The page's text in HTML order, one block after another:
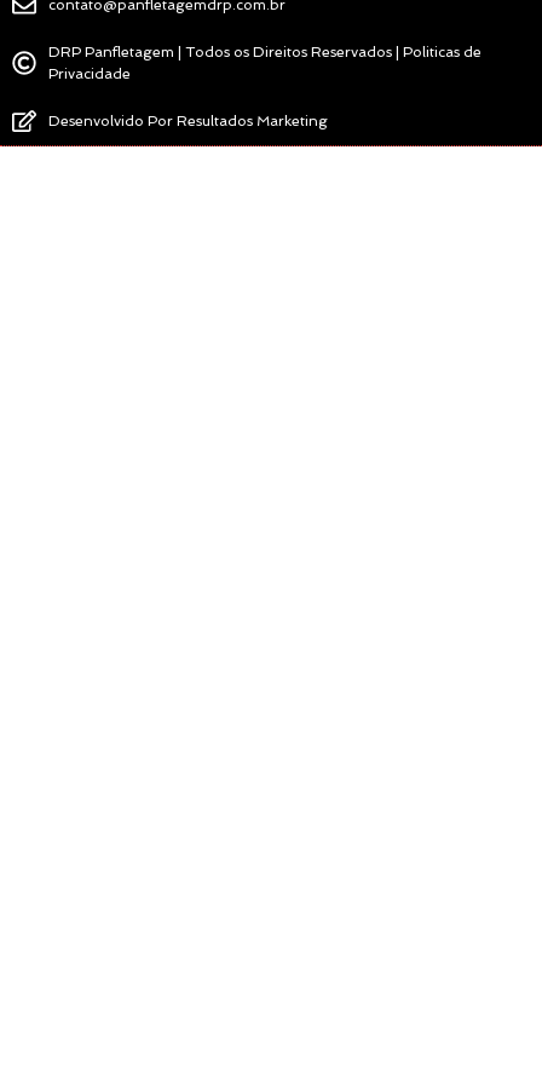
contato@panfletagemdrp.com.br
DRP Panfletagem | Todos os Direitos Reservados | Politicas de
Privacidade
Desenvolvido Por Resultados Marketing